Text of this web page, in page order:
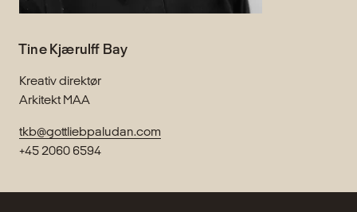
Tine Kjærulff Bay
Kreativ direktør
Arkitekt MAA
tkb@gottliebpaludan.com
+45 2060 6594